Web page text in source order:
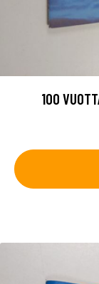
100